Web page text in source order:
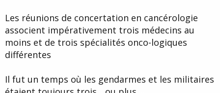
Les réunions de concertation en cancérologie
associent impérativement trois médecins au
moins et de trois spécialités onco-logiques
différentes
Il fut un temps où les gendarmes et les militaires